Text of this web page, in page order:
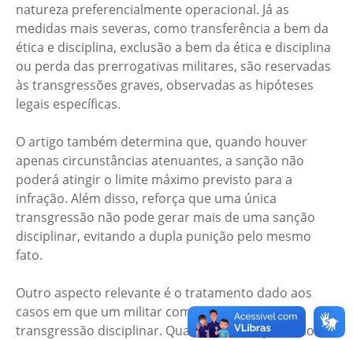
natureza preferencialmente operacional. Já as
medidas mais severas, como transferência a bem da
ética e disciplina, exclusão a bem da ética e disciplina
ou perda das prerrogativas militares, são reservadas
às transgressões graves, observadas as hipóteses
legais específicas.
O artigo também determina que, quando houver
apenas circunstâncias atenuantes, a sanção não
poderá atingir o limite máximo previsto para a
infração. Além disso, reforça que uma única
transgressão não pode gerar mais de uma sanção
disciplinar, evitando a dupla punição pelo mesmo
fato.
Outro aspecto relevante é o tratamento dado aos
casos em que um militar comete mais de uma
transgressão disciplinar. Quando as infrações não